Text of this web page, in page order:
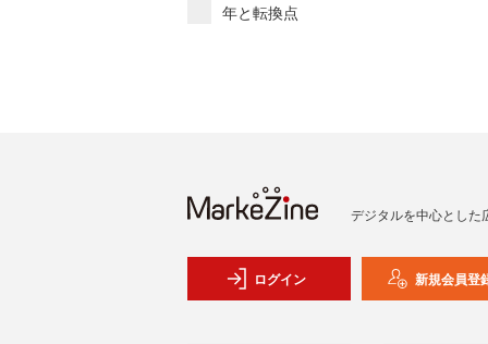
年と転換点
デジタルを中心とした
ログイン 新規会員登